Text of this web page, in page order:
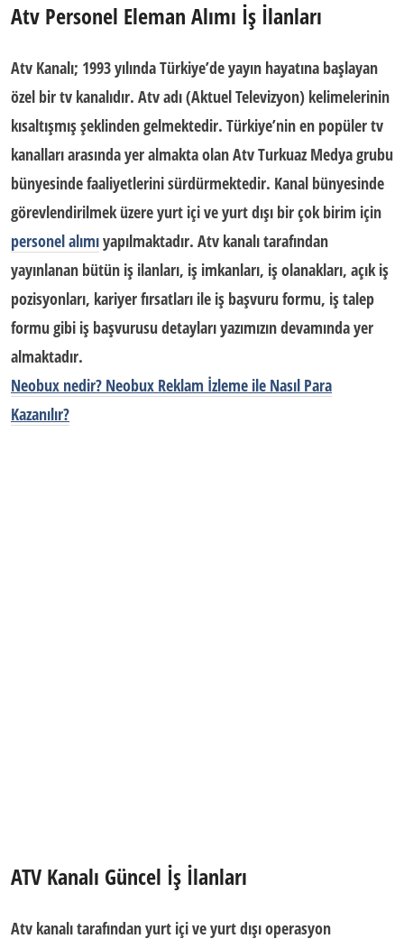
Atv Personel Eleman Alımı İş İlanları
Atv Kanalı; 1993 yılında Türkiye’de yayın hayatına başlayan
özel bir tv kanalıdır. Atv adı (Aktuel Televizyon) kelimelerinin
kısaltışmış şeklinden gelmektedir. Türkiye’nin en popüler tv
kanalları arasında yer almakta olan AtvTurkuaz Medyagrubu
bünyesinde faaliyetlerini sürdürmektedir. Kanal bünyesinde
görevlendirilmek üzere yurt içi ve yurt dışı bir çok birim için
personel alımıyapılmaktadır. Atv kanalı tarafından
yayınlanan bütün iş ilanları, iş imkanları, iş olanakları, açık iş
pozisyonları, kariyer fırsatları ile iş başvuru formu, iş talep
formu gibi iş başvurusudetayları yazımızın devamında yer
almaktadır.
Neobux nedir? Neobux Reklam İzleme ile Nasıl Para
Kazanılır?
ATV Kanalı Güncel İş İlanları
Atv kanalıtarafındanyurt içiveyurt dışıoperasyon